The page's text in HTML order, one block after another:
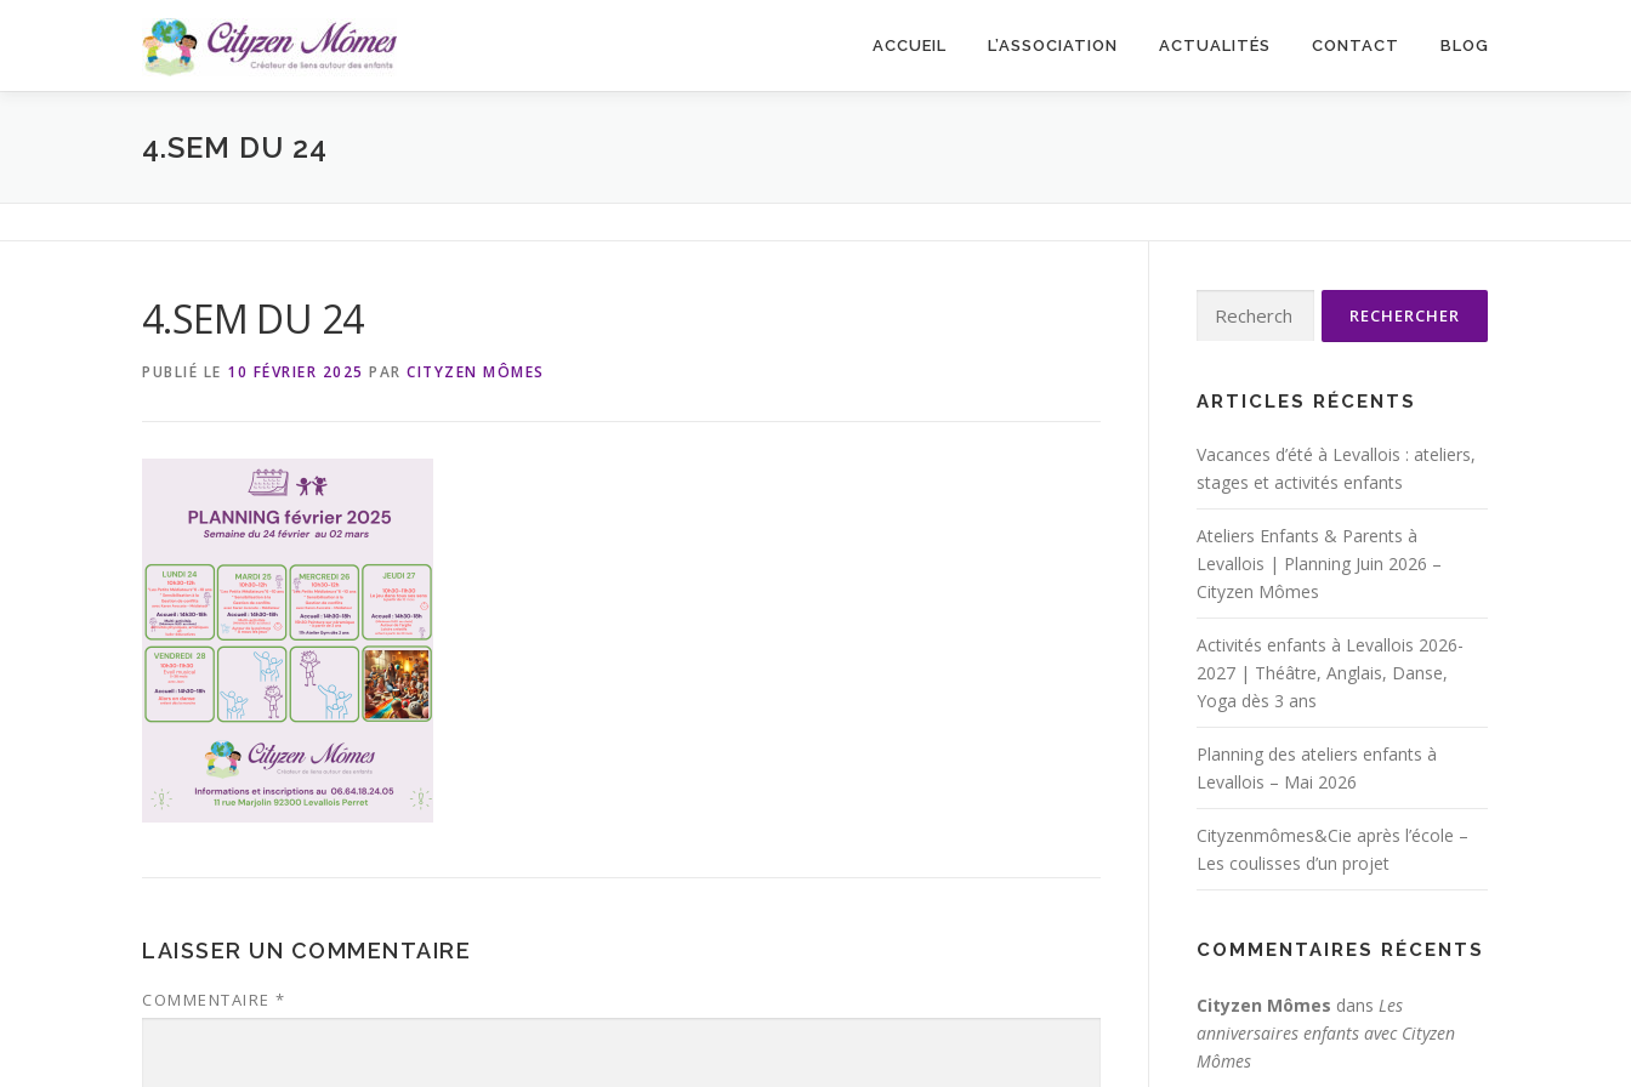
ACCUEIL L’ASSOCIATION ACTUALITÉS CONTACT BLOG
4.SEM DU 24
4.SEM DU 24
PUBLIÉ LE 10 FÉVRIER 2025 PAR CITYZEN MÔMES
LAISSER UN COMMENTAIRE
COMMENTAIRE *
ARTICLES RÉCENTS
Vacances d’été à Levallois : ateliers,
stages et activités enfants
Ateliers Enfants & Parents à
Levallois | Planning Juin 2026 –
Cityzen Mômes
Activités enfants à Levallois 2026-
2027 | Théâtre, Anglais, Danse,
Yoga dès 3 ans
Planning des ateliers enfants à
Levallois – Mai 2026
Cityzenmômes&Cie après l’école –
Les coulisses d’un projet
COMMENTAIRES RÉCENTS
Cityzen Mômes dans Les
anniversaires enfants avec Cityzen
Mômes